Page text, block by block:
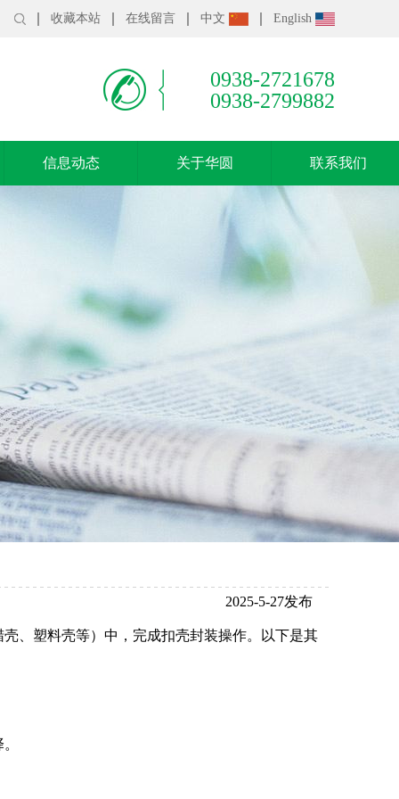
收藏本站 在线留言 中文 English
0938-2721678
0938-2799882
信息动态 关于华圆 联系我们
2025-5-27发布
、塑料壳等）中，完成扣壳封装操作。以下是其